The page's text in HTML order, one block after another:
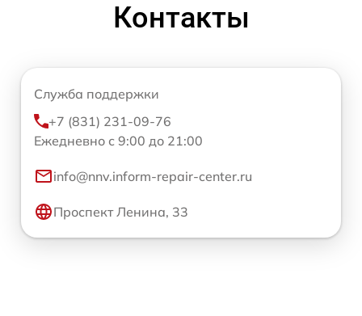
Контакты
Служба поддержки
+7 (831) 231-09-76
Ежедневно с 9:00 до 21:00
info@nnv.inform-repair-center.ru
Проспект Ленина, 33